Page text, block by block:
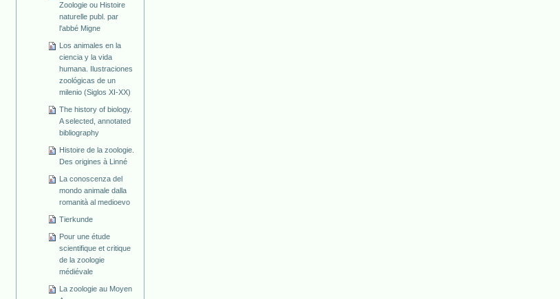
Zoologie ou Histoire
naturelle publ. par
l'abbé Migne
Los animales en la
ciencia y la vida
humana. Ilustraciones
zoológicas de un
milenio (Siglos XI-XX)
The history of biology.
A selected, annotated
bibliography
Histoire de la zoologie.
Des origines à Linné
La conoscenza del
mondo animale dalla
romanità al medioevo
Tierkunde
Pour une étude
scientifique et critique
de la zoologie
médiévale
La zoologie au Moyen